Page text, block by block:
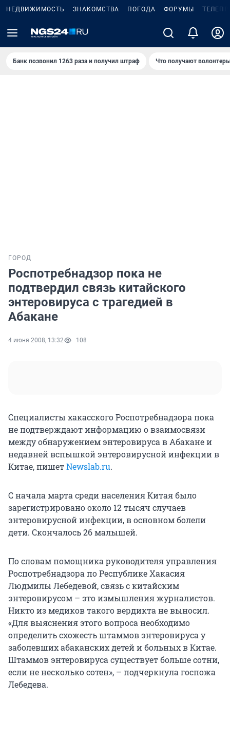
НЕДВИЖИМОСТЬ ЗНАКОМСТВА ПОГОДА ФОРУМЫ
Банк позвонил 1263 раза и получил штраф Что получают
ГОРОД
Роспотребнадзор пока не
подтвердил связь китайского
энтеровируса с трагедией в
Абакане
4 июня 2008, 13:32 108
Специалисты хакасского Роспотребнадзора пока
не подтверждают информацию о взаимосвязи
между обнаружением энтеровируса в Абакане и
недавней вспышкой энтеровирусной инфекции в
Китае, пишетNewslab.ru.
С начала марта среди населения Китая было
зарегистрировано около 12 тысяч случаев
энтеровирусной инфекции, в основном болели
дети. Скончалось 26 малышей.
По словам помощника руководителя управления
Роспотребнадзора по Республике Хакасия
Людмилы Лебедевой, связь с китайским
энтеровирусом – это измышления журналистов.
Никто из медиков такого вердикта не выносил.
«Для выяснения этого вопроса необходимо
определить схожесть штаммов энтеровируса у
заболевших абаканских детей и больных в Китае.
Штаммов энтеровируса существует больше сотни,
если не несколько сотен», – подчеркнула госпожа
Лебедева.